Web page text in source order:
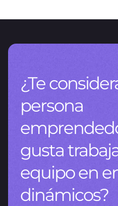
¿Te
persona
gusta
equipo en
dinámicos?